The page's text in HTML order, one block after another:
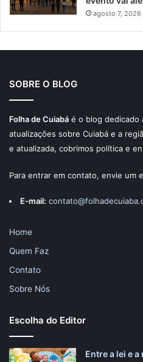
agosto 7, 2026
SOBRE O BLOG
Folha de Cuiabá é o blog dedicado
atualizações sobre Cuiabá e a
e atualizada, cobrimos política e
Para entrar em contato, envie um
E-mail:
Home
Quem Faz
Contato
Sobre Nós
Escolha do Editor
Entre a lei e